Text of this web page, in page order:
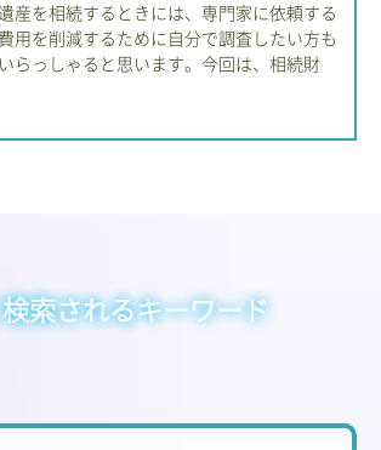
産を相続するときには、専門家に依頼する
費用を削減するために自分で調査したい方も
いらっしゃると思います。今回は、相続財
索されるキーワード